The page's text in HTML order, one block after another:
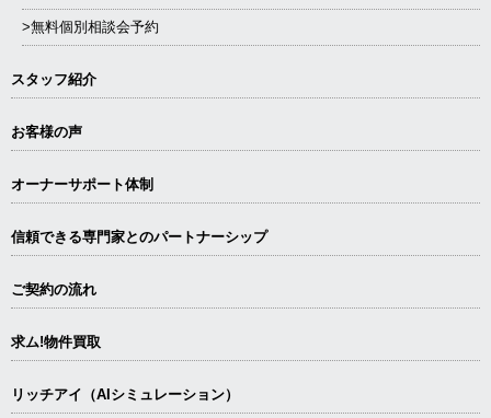
>無料個別相談会予約
スタッフ紹介
お客様の声
オーナーサポート体制
信頼できる専⾨家とのパートナーシップ
ご契約の流れ
求ム!物件買取
リッチアイ（AIシミュレーション）